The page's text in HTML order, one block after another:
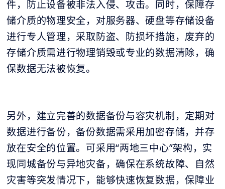
件，防止设备被非法入侵、攻击。同时，保障存
储介质的物理安全，对服务器、硬盘等存储设备
进行专人管理，采取防盗、防损坏措施，废弃的
存储介质需进行物理销毁或专业的数据清除，确
保数据无法被恢复。
另外，建立完善的数据备份与容灾机制，定期对
数据进行备份，备份数据需采用加密存储，并存
放在安全的位置。可采用“两地三中心”架构，实
现同城备份与异地灾备，确保在系统故障、自然
灾害等突发情况下，能够快速恢复数据，保障业